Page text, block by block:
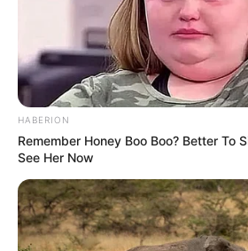
Ginseng Boy 2 My
Wall to Wall Ghost
HABERION
Remember Honey Boo Boo? Better To
See Her Now